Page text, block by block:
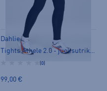
Dahlie
Tights Athele 2.0 - juoksutrikoot
(0)
99,00 €